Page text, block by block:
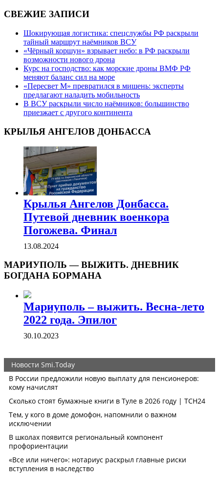
СВЕЖИЕ ЗАПИСИ
Шокирующая логистика: спецслужбы РФ раскрыли
тайный маршрут наёмников ВСУ
«Чёрный коршун» взрывает небо: в РФ раскрыли
возможности нового дрона
Курс на господство: как морские дроны ВМФ РФ
меняют баланс сил на море
«Пересвет М» превратился в мишень: эксперты
предлагают наладить мобильность
В ВСУ раскрыли число наёмников: большинство
приезжает с другого континента
КРЫЛЬЯ АНГЕЛОВ ДОНБАССА
Крылья Ангелов Донбасса.
Путевой дневник военкора
Погожева. Финал
13.08.2024
МАРИУПОЛЬ — ВЫЖИТЬ. ДНЕВНИК
БОГДАНА БОРМАНА
Мариуполь – выжить. Весна-лето
2022 года. Эпилог
30.10.2023